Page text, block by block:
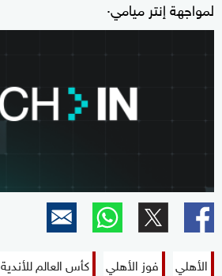
لمواجهة إنتر ميامي.
الأهلي فوز الأهلي كأس العالم للأندية